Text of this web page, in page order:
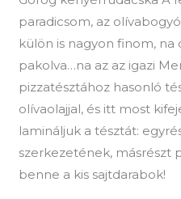
paradicsom, az
külön is nagyon finom, na
pakolva…na az az igazi
pizzatésztához hasonló
olívaolajjal, és itt most
lamináljuk a tésztát:
szerkezetének, másrészt
benne a kis sajtdarabok!